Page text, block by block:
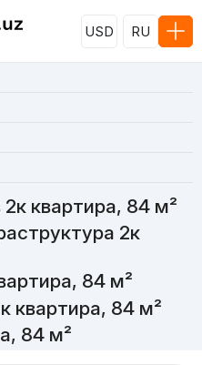
USD RU
квартира, 84 м²
2к
84 м²
квартира, 84 м²
84 м²